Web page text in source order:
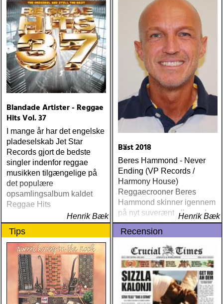
Blandade Artister - Reggae
Hits Vol. 37
I mange år har det engelske
pladeselskab Jet Star
Records gjort de bedste
singler indenfor reggae
musikken tilgængelige på
det populære
opsamlingsalbum kaldet
Reggae Hits
Henrik Bæk
Bäst 2018
Beres Hammond - Never
Ending (VP Records /
Harmony House)
Reggaecrooner Beres
Hammond skinner igennem
på nyt suverænt album, der
måske er hans bedste
gennem tiderne
Henrik Bæk
Tips Recension